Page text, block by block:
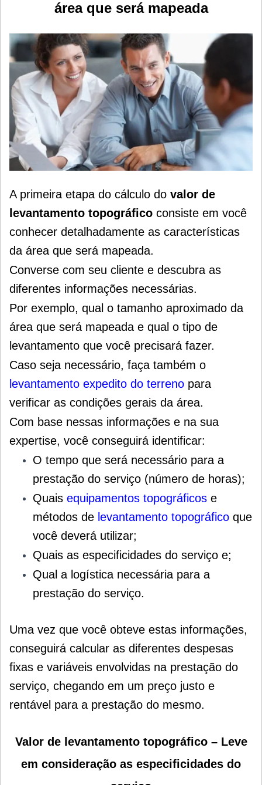
área que será mapeada
A primeira etapa do cálculo do valor de
levantamento topográfico consiste em você
conhecer detalhadamente as características
da área que será mapeada.
Converse com seu cliente e descubra as
diferentes informações necessárias.
Por exemplo, qual o tamanho aproximado da
área que será mapeada e qual o tipo de
levantamento que você precisará fazer.
Caso seja necessário, faça também o
levantamento expedito do terreno para
verificar as condições gerais da área.
Com base nessas informações e na sua
expertise, você conseguirá identificar:
O tempo que será necessário para a
prestação do serviço (número de horas);
Quais equipamentos topográficos e
métodos de levantamento topográfico que
você deverá utilizar;
Quais as especificidades do serviço e;
Qual a logística necessária para a
prestação do serviço.
Uma vez que você obteve estas informações,
conseguirá calcular as diferentes despesas
fixas e variáveis envolvidas na prestação do
serviço, chegando em um preço justo e
rentável para a prestação do mesmo.
Valor de levantamento topográfico – Leve
em consideração as especificidades do